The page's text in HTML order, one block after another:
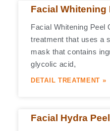
Facial Whitening
Facial Whitening Peel
treatment that uses a
mask that contains
glycolic acid,
DETAIL TREATMENT »
Facial Hydra